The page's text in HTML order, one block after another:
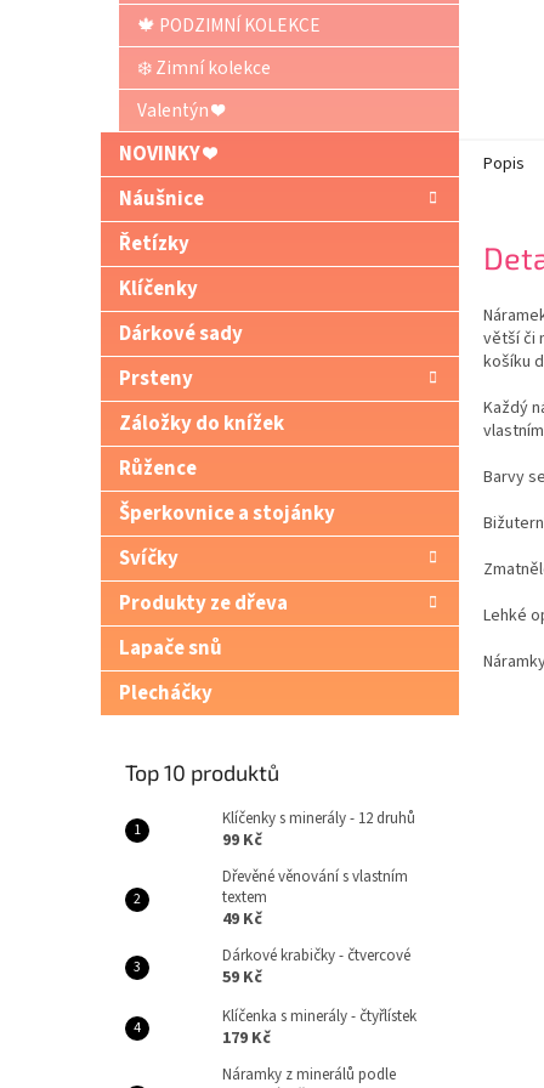
🍁 PODZIMNÍ KOLEKCE
❄️ Zimní kolekce
Valentýn ❤️
NOVINKY ❤️
Náušnice
Řetízky
Klíčenky
Dárkové sady
Prsteny
Záložky do knížek
Růžence
Šperkovnice a stojánky
Svíčky
Produkty ze dřeva
Lapače snů
Plecháčky
Top 10 produktů
Klíčenky s minerály - 12 druhů
99 Kč
Dřevěné věnování s vlastním
textem
49 Kč
Dárkové krabičky - čtvercové
59 Kč
Klíčenka s minerály - čtyřlístek
179 Kč
Náramky z minerálů podle
Popis
větší či
košíku
Každý
Barvy
Lehké